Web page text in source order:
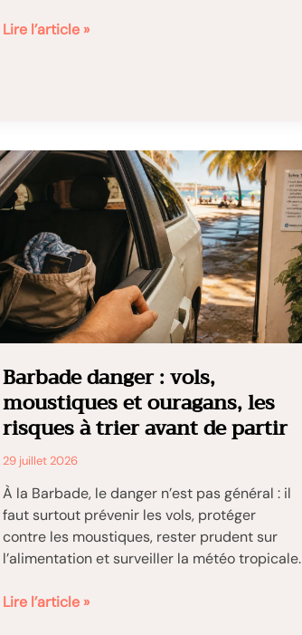
Aire
:
8
bornes
Shell
et
services
utiles
Lire l’article »
Barbade danger : vols,
moustiques et ouragans, les
risques à trier avant de partir
29 juillet 2026
À la Barbade, le danger n’est pas général : il
faut surtout prévenir les vols, protéger
contre les moustiques, rester prudent sur
l’alimentation et surveiller la météo tropicale.
Barbade
Lire l’article »